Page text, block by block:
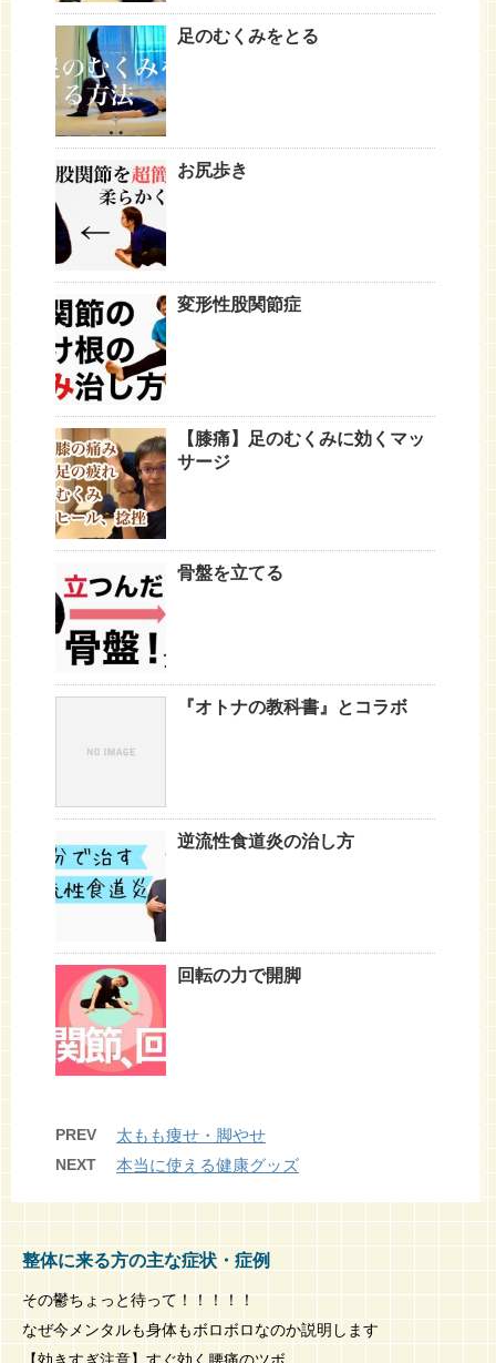
足のむくみをとる
お尻歩き
変形性股関節症
【膝痛】足のむくみに効くマッ
サージ
骨盤を立てる
『オトナの教科書』とコラボ
逆流性食道炎の治し方
回転の力で開脚
PREV 太もも痩せ・脚やせ
NEXT 本当に使える健康グッズ
整体に来る方の主な症状・症例
その鬱ちょっと待って！！！！！
なぜ今メンタルも身体もボロボロなのか説明します